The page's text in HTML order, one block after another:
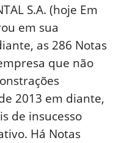
S.A. (hoje Em
em sua
as 286 Notas
que não
2013 em diante,
de insucesso
Há Notas